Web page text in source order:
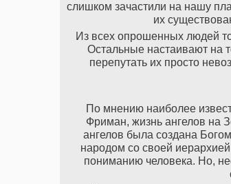
слишком зачастили на нашу
их
Из всех опрошенных людей
Остальные настаивают на
перепутать их просто
По мнению наиболее
Фриман, жизнь ангелов на
ангелов была создана
народом со своей
пониманию человека. Но,